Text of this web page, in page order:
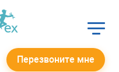
Перезвоните мне